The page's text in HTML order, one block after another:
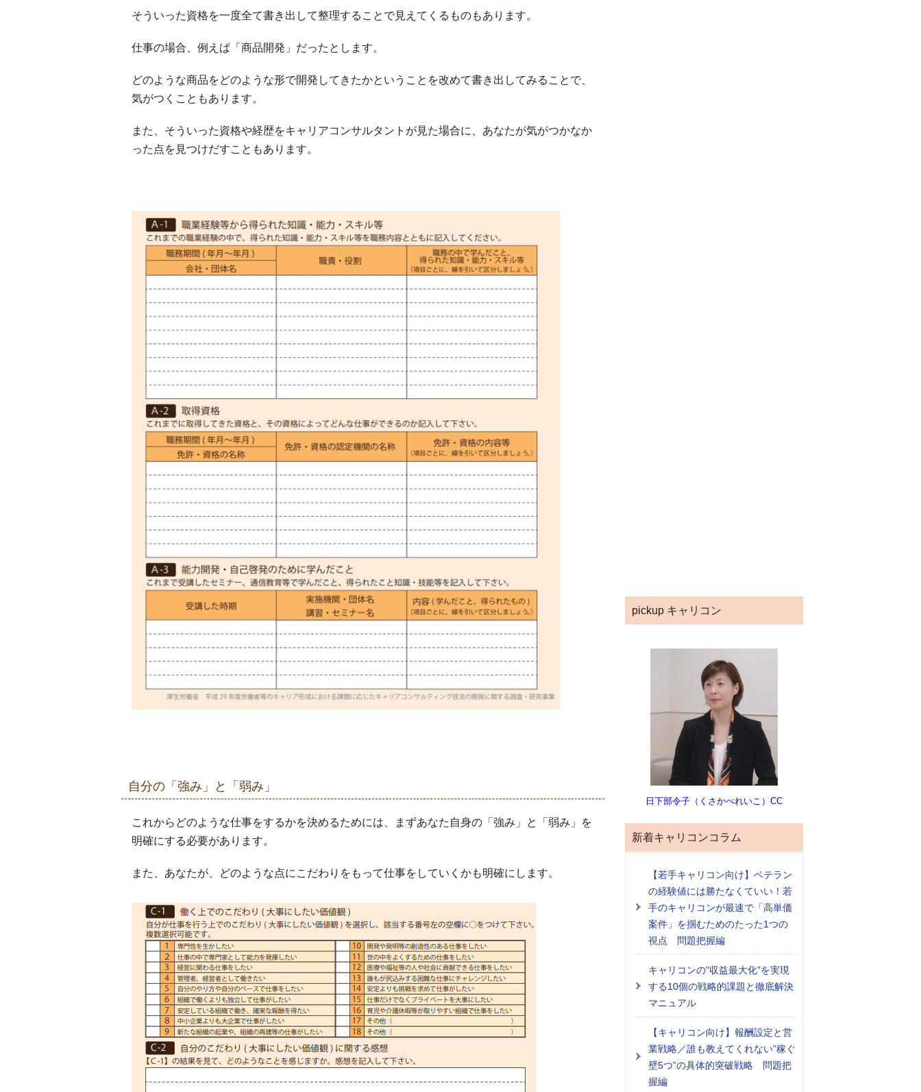
そういった資格を一度全て書き出して整理することで見えてくるものもあります。
仕事の場合、例えば「商品開発」だったとします。
どのような商品をどのような形で開発してきたかということを改めて書き出してみることで、
気がつくこともあります。
また、そういった資格や経歴をキャリアコンサルタントが見た場合に、あなたが気がつかなか
った点を見つけだすこともあります。
自分の「強み」と「弱み」
これからどのような仕事をするかを決めるためには、まずあなた自身の「強み」と「弱み」を
明確にする必要があります。
また、あなたが、どのような点にこだわりをもって仕事をしていくかも明確にします。
pickup キャリコン
日下部令子（くさかべれいこ）CC
新着キャリコンコラム
【若手キャリコン向け】ベテラン
の経験値には勝たなくていい！若
手のキャリコンが最速で「高単価
案件」を掴むためのたった1つの
視点 問題把握編
キャリコンの”収益最大化”を実現
する10個の戦略的課題と徹底解決
マニュアル
【キャリコン向け】報酬設定と営
業戦略／誰も教えてくれない”稼ぐ
壁5つ”の具体的突破戦略 問題把
握編